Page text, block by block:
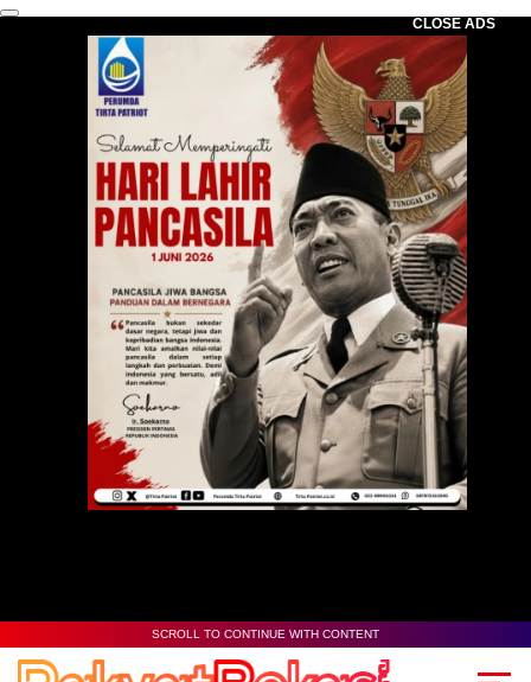
CLOSE ADS
SCROLL TO CONTINUE WITH CONTENT